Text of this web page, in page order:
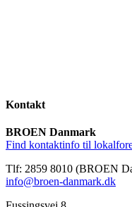
Kontakt
BROEN Danmark
Find kontaktinfo til
Tlf: 2859 8010 (BROEN
info@broen-danmark.dk